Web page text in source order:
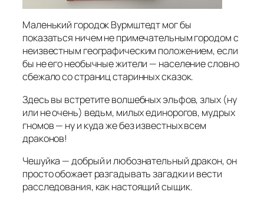
Маленький городок Вурмштедт мог бы
показаться ничем не примечательным городом с
неизвестным географическим положением, если
бы не его необычные жители — население словно
сбежало со страниц старинных сказок.
Здесь вы встретите волшебных эльфов, злых (ну
или не очень) ведьм, милых единорогов, мудрых
гномов — ну и куда же без известных всем
драконов!
Чешуйка — добрый и любознательный дракон, он
просто обожает разгадывать загадки и вести
расследования, как настоящий сыщик.